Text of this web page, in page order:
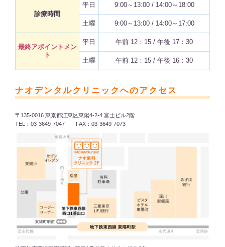
診療時間
平日 9:00～13:00 / 14:00～18:00
土曜 9:00～13:00 / 14:00～17:00
最終アポイントメン
ト
平日 午前 12：15 / 午後 17：30
土曜 午前 12：15 / 午後 16：30
ナオデンタルクリニックへのアクセス
〒135-0016 東京都江東区東陽4-2-4 富士ビル2階
TEL：03-3649-7047 FAX：03-3649-7073